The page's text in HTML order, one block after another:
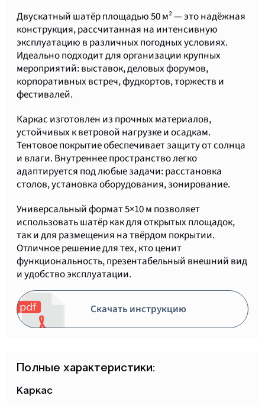
Двускатный шатёр площадью 50 м² — это надёжная
конструкция, рассчитанная на интенсивную
эксплуатацию в различных погодных условиях.
Идеально подходит для организации крупных
мероприятий: выставок, деловых форумов,
корпоративных встреч, фудкортов, торжеств и
фестивалей.
Каркас изготовлен из прочных материалов,
устойчивых к ветровой нагрузке и осадкам.
Тентовое покрытие обеспечивает защиту от солнца
и влаги. Внутреннее пространство легко
адаптируется под любые задачи: расстановка
столов, установка оборудования, зонирование.
Универсальный формат 5×10 м позволяет
использовать шатёр как для открытых площадок,
так и для размещения на твёрдом покрытии.
Отличное решение для тех, кто ценит
функциональность, презентабельный внешний вид
и удобство эксплуатации.
Скачать инструкцию
Полные характеристики:
Каркас